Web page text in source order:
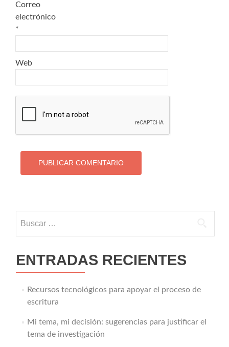
Correo
electrónico
*
Web
ENTRADAS RECIENTES
Recursos tecnológicos para apoyar el proceso de
escritura
Mi tema, mi decisión: sugerencias para justificar el
tema de investigación